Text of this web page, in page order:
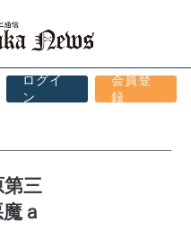
ログイ
ン
会員登
録
三
ａ